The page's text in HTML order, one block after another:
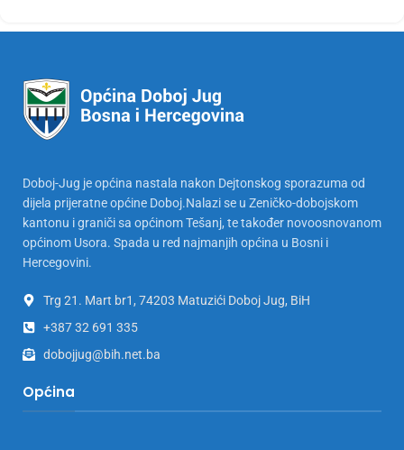
Doboj-Jug je općina nastala nakon Dejtonskog sporazuma od
dijela prijeratne općine Doboj.Nalazi se u Zeničko-dobojskom
kantonu i graniči sa općinom Tešanj, te također novoosnovanom
općinom Usora. Spada u red najmanjih općina u Bosni i
Hercegovini.
Trg 21. Mart br1, 74203 Matuzići Doboj Jug, BiH
+387 32 691 335
dobojjug@bih.net.ba
Općina